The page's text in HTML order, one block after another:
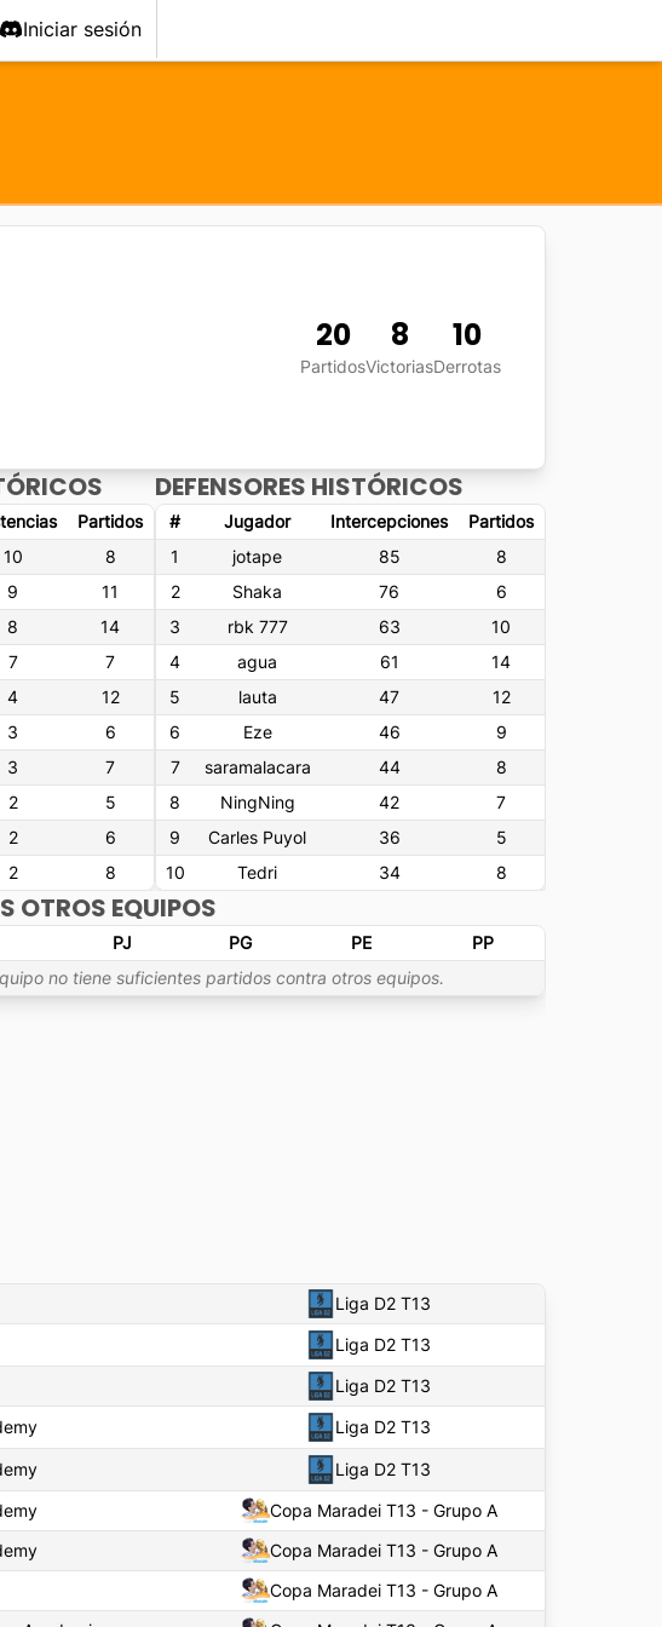
Iniciar sesión
20
Partidos
8
Victorias
10
Derrotas
Partidos
10
8
9
11
8
14
7
7
4
12
3
6
3
7
2
5
2
6
2 8
DEFENSORES HISTÓRICOS
# Jugador Intercepciones
Partidos
1
jotape 85
8
2
Shaka 76
6
3
rbk 777 63
10
4
agua 61
14
5
lauta 47
12
6
Eze 46
9
7
saramalacara 44
8
8
NingNing 42
7
9
Carles Puyol 36
5
10
Tedri 34 8
OTROS EQUIPOS
PJ PG PE
PP
no tiene suficientes partidos contra otros equipos.
Liga D2 T13
Liga D2 T13
Liga D2 T13
Liga D2 T13
Liga D2 T13
Copa Maradei T13 - Grupo A
Copa Maradei T13 - Grupo A
Copa Maradei T13 - Grupo A